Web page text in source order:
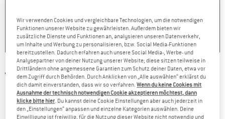
) 5,0(2) 4,9(23)
VOLCOM -Women's Coco Skimpy - Bikini-
Bottom
(0)
Wir verwenden Cookies und vergleichbare Technologien, um die notwendigen
Funktionen unserer Website zu gewährleisten. Außerdem bieten wir
zusätzliche Dienste und Funktionen an, analysieren unseren Datenverkehr,
um Inhalte und Werbung zu personalisieren, bzw. Social Media-Funktionen
bereitzustellen. Dadurch erfahren auch unsere Social Media-, Werbe- und
Analysepartner von deiner Nutzung unserer Website; diese sitzen teilweise in
Drittländern ohne angemessene Garantien zum Schutz deiner Daten, etwa vor
dem Zugriff durch Behörden. Durch Anklicken von „Alle auswählen“ erklärst du
dich damit einverstanden, dass wir so verfahren.Wenn du keine Cookies mit
Ausnahme der technisch notwendigen Cookie akzeptieren möchtest, dann
klicke bitte hier. Du kannst deine Cookie Einstellungen aber auch jederzeit in
den „Einstellungen“ anpassen und einzelne Kategorien auswählen. Deine
Einwilligung ist freiwillig, für die Nutzung dieser Website nicht notwendig und